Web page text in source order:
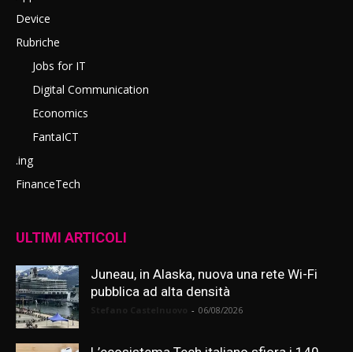
Device
Rubriche
Jobs for IT
Digital Communication
Economics
FantaICT
.ing
FinanceTech
ULTIMI ARTICOLI
Juneau, in Alaska, nuova una rete Wi-Fi
pubblica ad alta densità
- 06/08/2026